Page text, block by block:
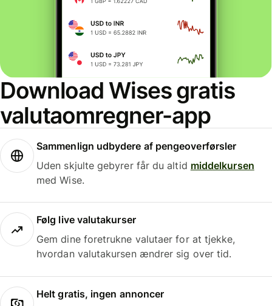
Download Wises gratis
valutaomregner-app
Sammenlign udbydere af pengeoverførsler
Uden skjulte gebyrer får du altid middelkursen
med Wise.
Følg live valutakurser
Gem dine foretrukne valutaer for at tjekke,
hvordan valutakursen ændrer sig over tid.
Helt gratis, ingen annoncer